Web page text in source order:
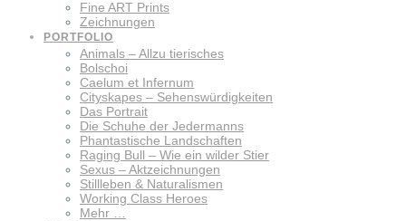
Fine ART Prints
Zeichnungen
PORTFOLIO
Animals – Allzu tierisches
Bolschoi
Caelum et Infernum
Cityskapes – Sehenswürdigkeiten
Das Portrait
Die Schuhe der Jedermanns
Phantastische Landschaften
Raging Bull – Wie ein wilder Stier
Sexus – Aktzeichnungen
Stillleben & Naturalismen
Working Class Heroes
Mehr …